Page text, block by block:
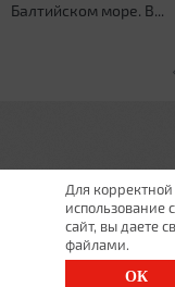
Балтийском море. В...
Для
использование
сайт, вы даете
файлами.
ОК